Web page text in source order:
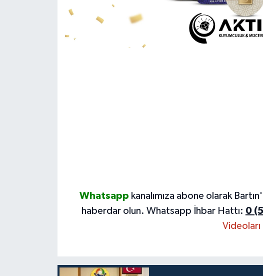
Whatsapp kanalımıza abone olarak
haberdar olun. Whatsapp İhbar Hattı: 0
Videoları